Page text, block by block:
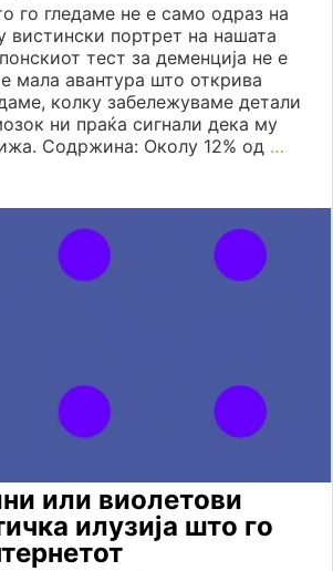
го гледаме не е само одраз на
вистински портрет на нашата
тест за деменција не е
мала авантура што открива
колку забележуваме детали
ни праќа сигнали дека му
Содржина: Околу 12% од …
или виолетови
илузија што го